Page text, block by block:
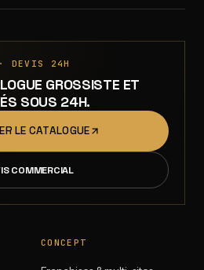
DEVIS 24H
GROSSISTE ET
SOUS 24H.
LE CATALOGUE
COMMERCIAL
CONCEPT